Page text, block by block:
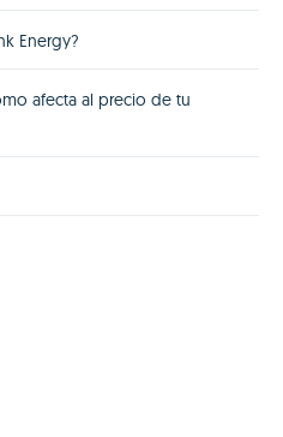
Energy?
afecta al precio de tu